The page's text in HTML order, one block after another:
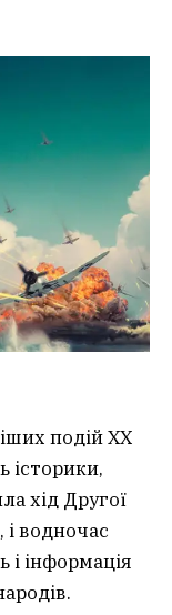
подій ХХ
історики,
хід Другої
і водночас
і інформація